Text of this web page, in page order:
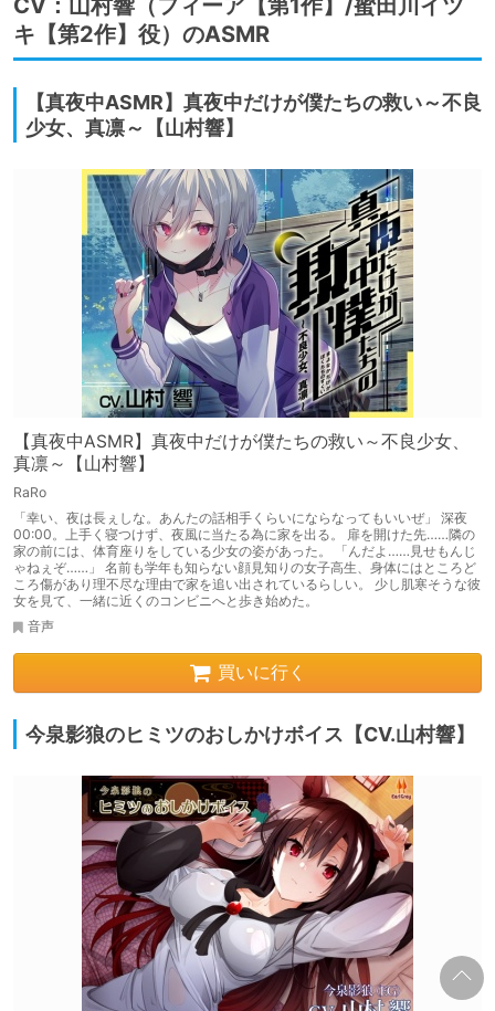
CV：山村響（フィーア【第1作】/蜜田川イツ
キ【第2作】役）のASMR
【真夜中ASMR】真夜中だけが僕たちの救い～不良
少女、真凛～【山村響】
【真夜中ASMR】真夜中だけが僕たちの救い～不良少女、
真凛～【山村響】
RaRo
「幸い、夜は長ぇしな。あんたの話相手くらいにならなってもいいぜ」 深夜
00:00。上手く寝つけず、夜風に当たる為に家を出る。 扉を開けた先……隣の
家の前には、体育座りをしている少女の姿があった。 「んだよ……見せもんじ
ゃねぇぞ……」 名前も学年も知らない顔見知りの女子高生、身体にはところど
ころ傷があり理不尽な理由で家を追い出されているらしい。 少し肌寒そうな彼
女を見て、一緒に近くのコンビニへと歩き始めた。
音声
買いに行く
今泉影狼のヒミツのおしかけボイス【CV.山村響】